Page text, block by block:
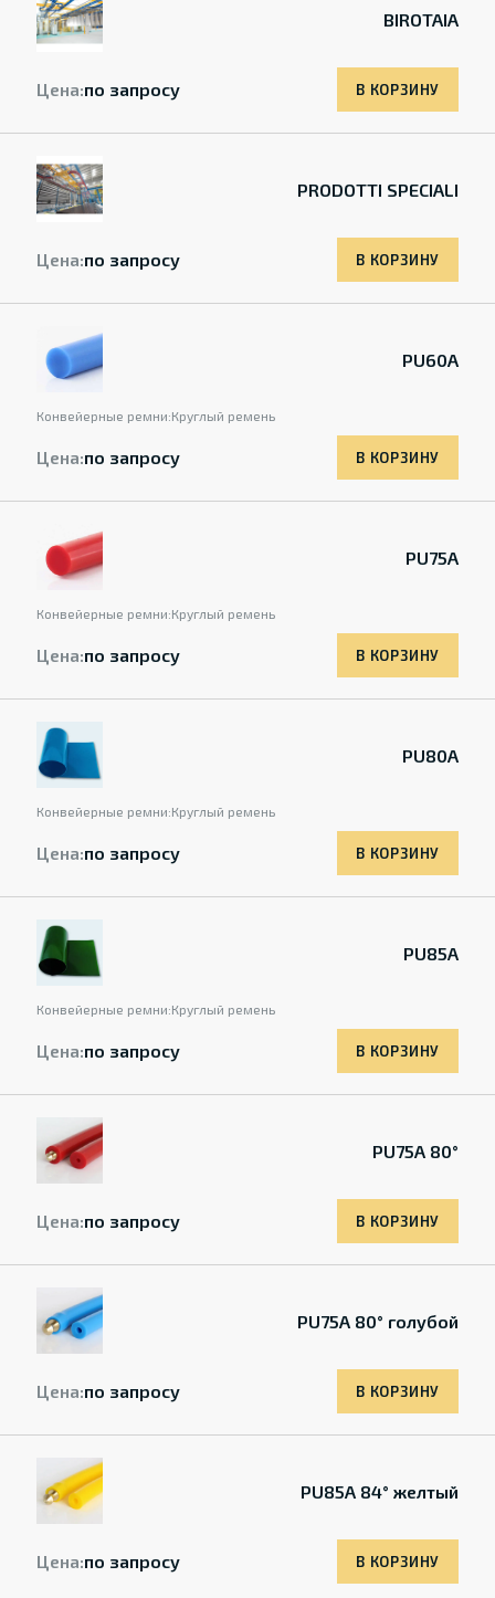
BIROTAIA
Цена:по запросу В КОРЗИНУ
PRODOTTI SPECIALI
Цена:по запросу В КОРЗИНУ
PU60A
Конвейерные ремни:Круглый ремень
Цена:по запросу В КОРЗИНУ
PU75A
Конвейерные ремни:Круглый ремень
Цена:по запросу В КОРЗИНУ
PU80A
Конвейерные ремни:Круглый ремень
Цена:по запросу В КОРЗИНУ
PU85A
Конвейерные ремни:Круглый ремень
Цена:по запросу В КОРЗИНУ
PU75A 80°
Цена:по запросу В КОРЗИНУ
PU75A 80° голубой
Цена:по запросу В КОРЗИНУ
PU85A 84° желтый
Цена:по запросу В КОРЗИНУ